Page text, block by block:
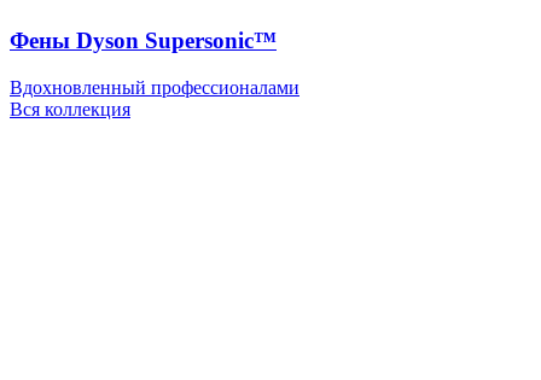
Фены Dyson Supersonic™
Вдохновленный профессионалами
Вся коллекция